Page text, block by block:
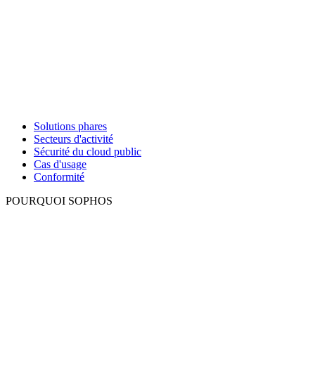
Solutions phares
Secteurs d'activité
Sécurité du cloud public
Cas d'usage
Conformité
POURQUOI SOPHOS